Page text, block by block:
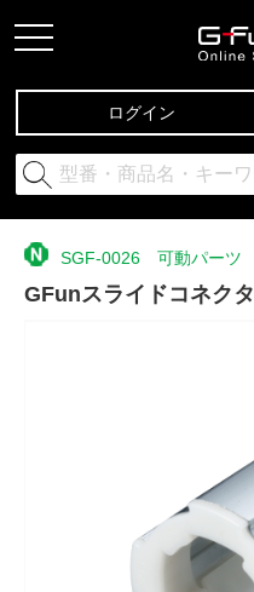
ログイン
SGF-0026 可動パーツ
GFunスライドコネクタ